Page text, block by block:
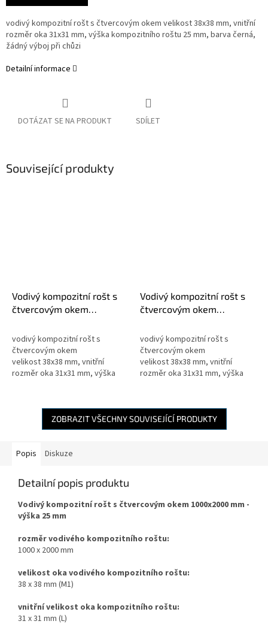
vodivý kompozitní rošt s čtvercovým okem velikost 38x38 mm, vnitřní
rozměr oka 31x31 mm, výška kompozitního roštu 25 mm, barva černá,
žádný výboj při chůzi
Detailní informace
DOTÁZAT SE NA PRODUKT SDÍLET
Související produkty
Vodivý kompozitní rošt s
čtvercovým okem
30mm
vodivý kompozitní rošt s
čtvercovým okem
velikost 38x38 mm, vnitřní
rozměr oka 31x31 mm, výška
Vodivý kompozitní rošt s
čtvercovým okem
38mm
vodivý kompozitní rošt s
čtvercovým okem
velikost 38x38 mm, vnitřní
rozměr oka 31x31 mm, výška
chůzi
ZOBRAZIT VŠECHNY SOUVISEJÍCÍ PRODUKTY
Popis Diskuze
Detailní popis produktu
Vodivý kompozitní rošt s čtvercovým okem 1000x2000 mm -
výška 25 mm
rozměr vodivého kompozitního roštu:
1000 x 2000 mm
velikost oka vodivého kompozitního roštu:
38 x 38 mm (M1)
vnitřní velikost oka kompozitního roštu:
31 x 31 mm (L)